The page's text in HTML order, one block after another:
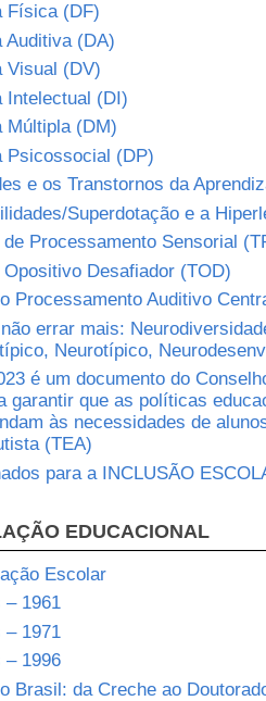
Física (DF)
Auditiva (DA)
Visual (DV)
Intelectual (DI)
Múltipla (DM)
Psicossocial (DP)
e os Transtornos da
Superdotação e a
de Processamento Sensorial
Desafiador (TOD)
Processamento Auditivo
errar mais:
Neurotípico,
é um documento do
garantir que as políticas
às necessidades de
(TEA)
para a INCLUSÃO
EDUCACIONAL
Escolar
– 1961
– 1971
– 1996
Brasil: da Creche ao